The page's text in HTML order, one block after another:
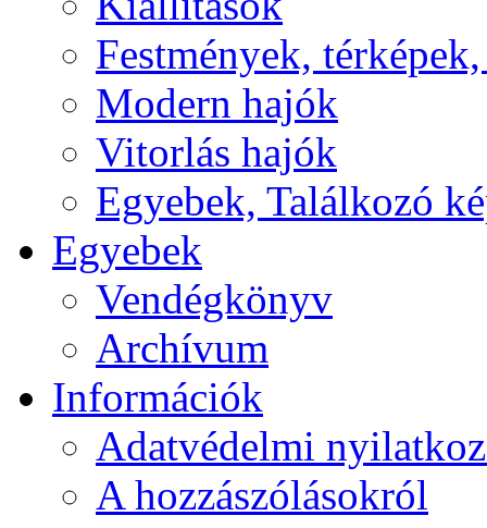
Festmények,
Modern hajók
Vitorlás hajók
Egyebek, Találkozó
Egyebek
Vendégkönyv
Archívum
Információk
Adatvédelmi
A hozzászólásokról